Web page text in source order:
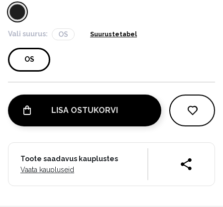
Vali suurus: OS Suurustetabel
OS
LISA OSTUKORVI
Toote saadavus kauplustes
Vaata kaupluseid